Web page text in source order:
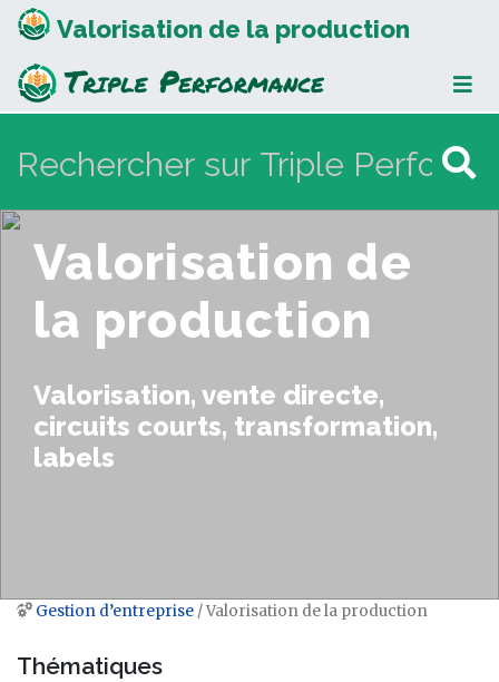
Valorisation de la production
Valorisation de
la production
Valorisation, vente directe,
circuits courts, transformation,
labels
Aller à :navigation,rechercher
Gestion d’entreprise / Valorisation de la production
Thématiques